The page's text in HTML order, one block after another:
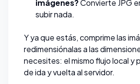
imágenes?Convierte JPG
subir nada.
Y ya que estás,comprime las
redimensiónalasa las
necesites: el mismo flujo local y
de ida y vuelta al servidor.